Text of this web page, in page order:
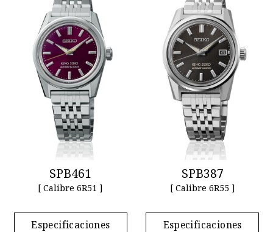
SPB461
[ Calibre 6R51 ]
Especificaciones
SPB387
[ Calibre 6R55 ]
Especificaciones